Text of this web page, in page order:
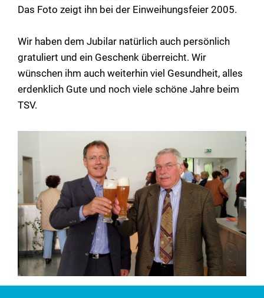
Das Foto zeigt ihn bei der Einweihungsfeier 2005.
Wir haben dem Jubilar natürlich auch persönlich
gratuliert und ein Geschenk überreicht. Wir
wünschen ihm auch weiterhin viel Gesundheit, alles
erdenklich Gute und noch viele schöne Jahre beim
TSV.